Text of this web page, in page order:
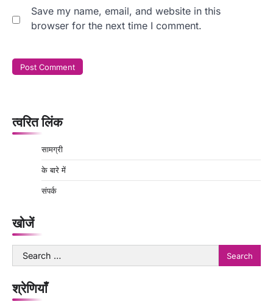
Save my name, email, and website in this
browser for the next time I comment.
त्वरित लिंक
सामग्री
के बारे में
संपर्क
खोजें
Search
for:
श्रेणियाँ